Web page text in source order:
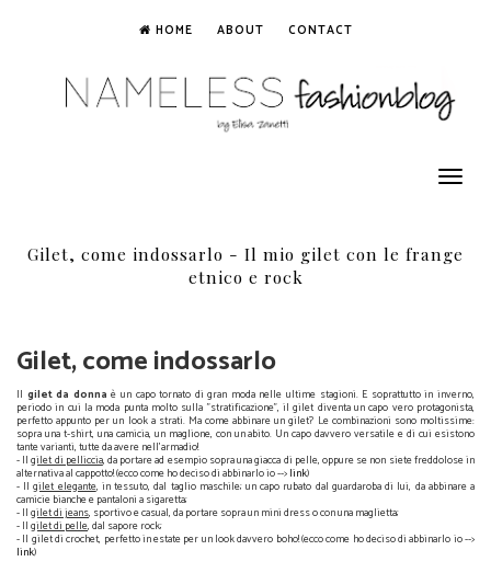
HOME ABOUT CONTACT
Toggle
navigation
Gilet, come indossarlo - Il mio gilet con le frange
etnico e rock
Gilet, come indossarlo
Il gilet da donna è un capo tornato di gran moda nelle ultime stagioni. E soprattutto in inverno,
periodo in cui la moda punta molto sulla "stratificazione", il gilet diventa un capo vero protagonista,
perfetto appunto per un look a strati. Ma come abbinare un gilet? Le combinazioni sono moltissime:
sopra una t-shirt, una camicia, un maglione, con un abito. Un capo davvero versatile e di cui esistono
tante varianti, tutte da avere nell'armadio!
- Ilgilet di pelliccia, da portare ad esempio sopra una giacca di pelle, oppure se non siete freddolose in
alternativa al cappotto! (ecco come ho deciso di abbinarlo io -->link)
- Ilgilet elegante, in tessuto, dal taglio maschile; un capo rubato dal guardaroba di lui, da abbinare a
camicie bianche e pantaloni a sigaretta;
- Ilgilet di jeans, sportivo e casual, da portare sopra un mini dress o con una maglietta;
- Ilgilet di pelle, dal sapore rock;
- Il gilet di crochet, perfetto in estate per un look davvero boho! (ecco come ho deciso di abbinarlo io -->
link)